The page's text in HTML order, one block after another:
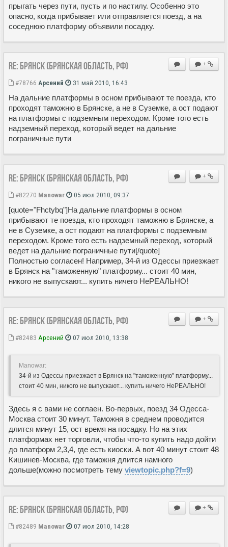
прыгать через пути, пусть и по настилу. Особенно это
опасно, когда прибывает или отправляется поезд, а на
соседнюю платформу объявили посадку.
+
Re: Брянск (Брянская область, РФ)
#78766 Арсений 31 май 2010, 16:43
На дальние платформы в осном прибывают те поезда, кто
проходят таможню в Брянске, а не в Суземке, а ост подают
на платформы с подземным переходом. Кроме того есть
надземный переход, который ведет на дальние
пограничные пути
+
Re: Брянск (Брянская область, РФ)
#82270 Manowar 05 июл 2010, 09:37
[quote="Fhctybq"]На дальние платформы в осном
прибывают те поезда, кто проходят таможню в Брянске, а
не в Суземке, а ост подают на платформы с подземным
переходом. Кроме того есть надземный переход, который
ведет на дальние пограничные пути[/quote]
Полностью согласен! Например, 34-й из Одессы приезжает
в Брянск на "таможенную" платформу... стоит 40 мин,
никого не выпускают... купить ничего НеРЕАЛЬНО!
+
Re: Брянск (Брянская область, РФ)
#82483 Арсений 07 июл 2010, 13:38
Manowar:
34-й из Одессы приезжает в Брянск на "таможенную" платформу...
стоит 40 мин, никого не выпускают... купить ничего НеРЕАЛЬНО!
Здесь я с вами не соглаен. Во-первых, поезд 34 Одесса-
Москва стоит 30 минут. Таможня в среднем проводится
длится минут 15, ост время на посадку. Но на этих
платформах нет торговли, чтобы что-то купить надо дойти
до платформ 2,3,4, где есть киоски. А вот 40 минут стоит 48
Кишинев-Москва, где таможня длится намного
дольше(можно посмотреть тему viewtopic.php?f=9)
+
Re: Брянск (Брянская область, РФ)
#82489 Manowar 07 июл 2010, 14:28